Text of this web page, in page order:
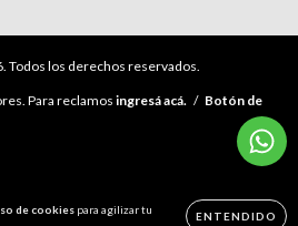
de cookies para agilizar tu
ENTENDIDO
Todos los derechos reservados.
Para reclamos ingresá acá. / Botón de